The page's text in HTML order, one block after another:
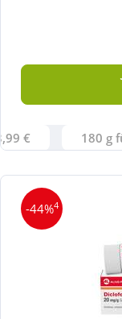
€ 180 g
-44%4